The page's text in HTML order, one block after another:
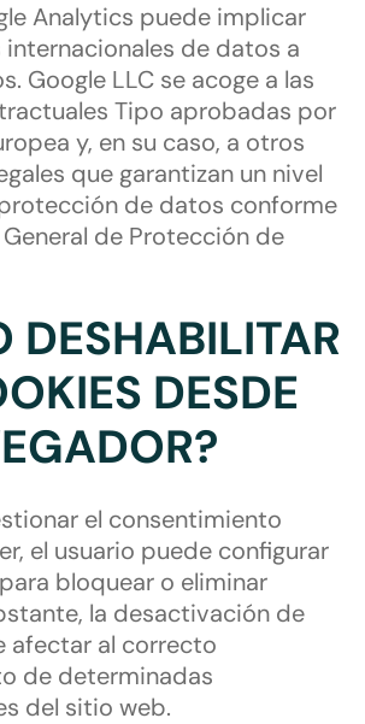
Analytics puede implicar
de datos a
Google LLC se acoge a las
Tipo aprobadas por
y, en su caso, a otros
que garantizan un nivel
de datos conforme
de Protección de
DESHABILITAR
DESDE
el consentimiento
el usuario puede configurar
bloquear o eliminar
la desactivación de
afectar al correcto
de determinadas
del sitio web.